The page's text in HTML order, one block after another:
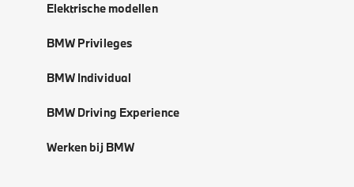
Elektrische modellen
BMW Privileges
BMW Individual
BMW Driving Experience
Werken bij BMW